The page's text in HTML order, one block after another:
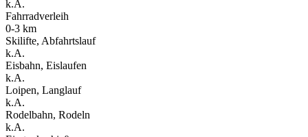
k.A.
Fahrradverleih
0-3 km
Skilifte, Abfahrtslauf
k.A.
Eisbahn, Eislaufen
k.A.
Loipen, Langlauf
k.A.
Rodelbahn, Rodeln
k.A.